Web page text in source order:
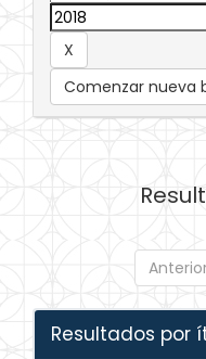
Comenzar nueva
Resultados por